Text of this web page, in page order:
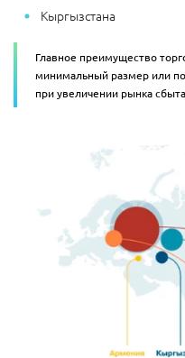
Кыргызстана
Главное преимущество
минимальный размер или
при увеличении рынка